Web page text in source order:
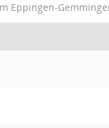
Eppingen-